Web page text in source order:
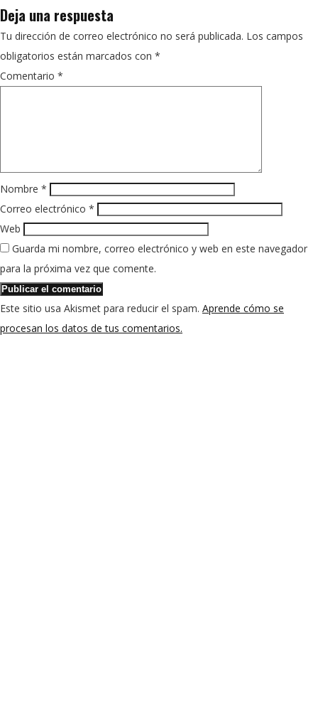
Deja una respuesta
Tu dirección de correo electrónico no será publicada. Los campos
obligatorios están marcados con *
Comentario *
Nombre *
Correo electrónico *
Web
Guarda mi nombre, correo electrónico y web en este navegador
para la próxima vez que comente.
Este sitio usa Akismet para reducir el spam. Aprende cómo se
procesan los datos de tus comentarios.